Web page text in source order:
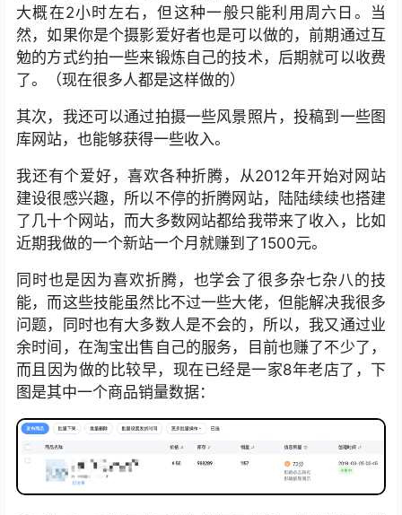
大概在2小时左右，但这种一般只能利用周六日。当
然，如果你是个摄影爱好者也是可以做的，前期通过互
勉的方式约拍一些来锻炼自己的技术，后期就可以收费
了。（现在很多人都是这样做的）
其次，我还可以通过拍摄一些风景照片，投稿到一些图
库网站，也能够获得一些收入。
我还有个爱好，喜欢各种折腾，从2012年开始对网站
建设很感兴趣，所以不停的折腾网站，陆陆续续也搭建
了几十个网站，而大多数网站都给我带来了收入，比如
近期我做的一个新站一个月就赚到了1500元。
同时也是因为喜欢折腾，也学会了很多杂七杂八的技
能，而这些技能虽然比不过一些大佬，但能解决我很多
问题，同时也有大多数人是不会的，所以，我又通过业
余时间，在淘宝出售自己的服务，目前也赚了不少了，
而且因为做的比较早，现在已经是一家8年老店了，下
图是其中一个商品销量数据：